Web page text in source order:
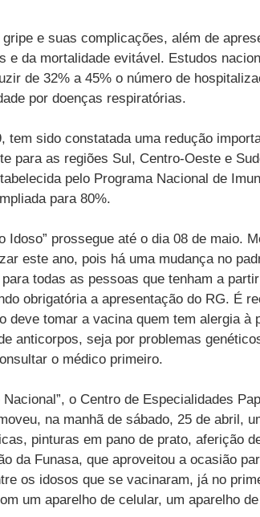
e suas complicações, além de
e da mortalidade evitável. Estudos
de 32% a 45% o número de
por doenças respiratórias.
tem sido constatada uma redução
para as regiões Sul, Centro-Oeste e
pelo Programa Nacional de
para 80%.
Idoso” prossegue até o dia 08 de maio.
este ano, pois há uma mudança no
todas as pessoas que tenham a
obrigatória a apresentação do RG. É
deve tomar a vacina quem tem alergia à
anticorpos, seja por problemas
o médico primeiro.
o Centro de Especialidades
na manhã de sábado, 25 de abril,
pinturas em pano de prato, aferição
da Funasa, que aproveitou a ocasião
os idosos que se vacinaram, já no
um aparelho de celular, um aparelho